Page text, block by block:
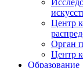
Центр
Орган
Центр
Образование